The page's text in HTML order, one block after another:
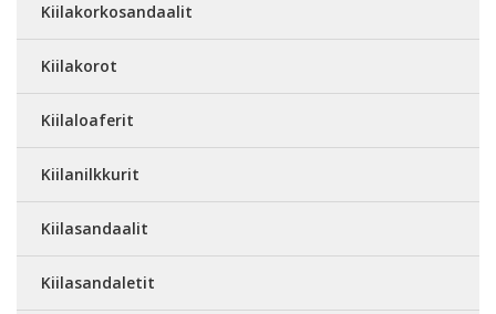
Kiilakorkosandaalit
Kiilakorot
Kiilaloaferit
Kiilanilkkurit
Kiilasandaalit
Kiilasandaletit